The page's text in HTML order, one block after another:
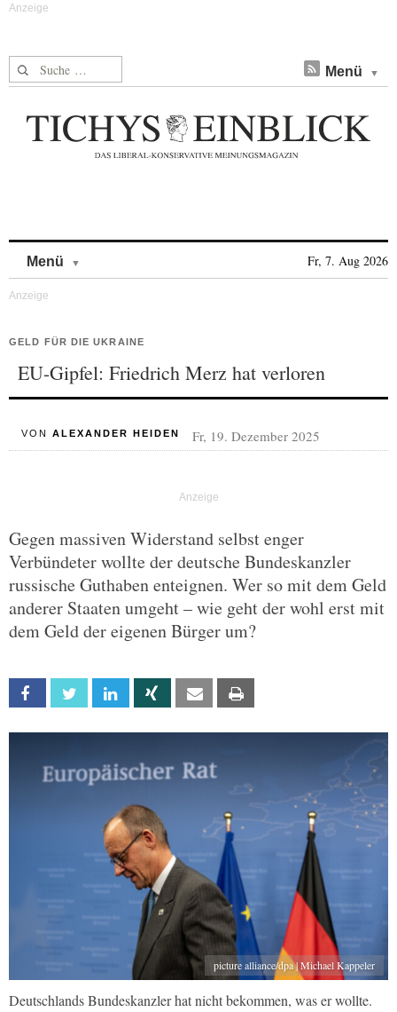
Suche nach: Menü
Menü Fr, 7. Aug 2026
GELD FÜR DIE UKRAINE
EU-Gipfel: Friedrich Merz hat verloren
VON ALEXANDER HEIDEN Fr, 19. Dezember 2025
Gegen massiven Widerstand selbst enger
Verbündeter wollte der deutsche Bundeskanzler
russische Guthaben enteignen. Wer so mit dem Geld
anderer Staaten umgeht – wie geht der wohl erst mit
dem Geld der eigenen Bürger um?
Facebook Twitter Linkedin Xing Email
picture alliance/dpa | Michael Kappeler
Deutschlands Bundeskanzler hat nicht bekommen, was er wollte.